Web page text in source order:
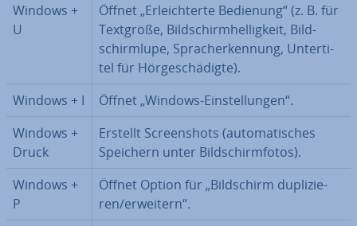
Windows +
U
Öffnet „Er­leich­ter­te Bedienung“ (z. B. für
Textgröße, Bild­schirm­hel­lig­keit, Bild­
schirm­lu­pe, Sprach­er­ken­nung, Un­ter­ti­
tel für Hör­ge­schä­dig­te).
Windows + I
Öffnet „Windows-Ein­stel­lun­gen“.
Windows +
Druck
Erstellt Screen­shots (au­to­ma­ti­sches
Speichern unter Bild­schirm­fo­tos).
Windows +
P
Öffnet Option für „Bild­schirm du­pli­zie­
ren/erweitern“.